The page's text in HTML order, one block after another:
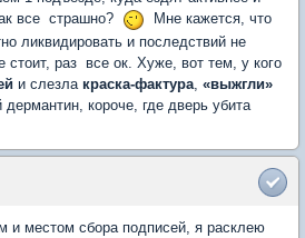
все страшно?
Мне кажется, что
ликвидировать и последствий не
стоит, раз все ок. Хуже, вот тем, у кого
и слезла краска-фактура «выжгли»
короче, где дверь убита
и местом сбора подписей, я расклею